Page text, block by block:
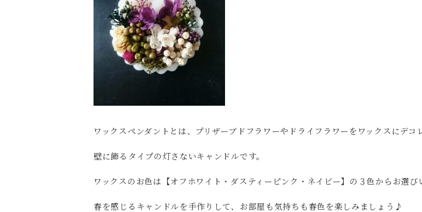
ワックスペンダントとは、プリザーブドフラワーやドライフラワーをワックスにデコ
壁に飾るタイプの灯さないキャンドルです。
ワックスのお色は【オフホワイト・ダスティーピンク・ネイビー】の３色からお選び
春を感じるキャンドルを手作りして、お部屋も気持ちも春色を楽しみましょう♪